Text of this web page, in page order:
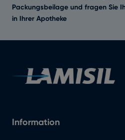
Packungsbeilage und fragen Sie
in Ihrer Apotheke
Information